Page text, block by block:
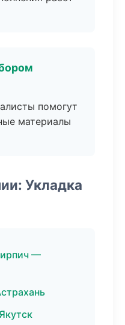
помогут
материалы
Укладка
—